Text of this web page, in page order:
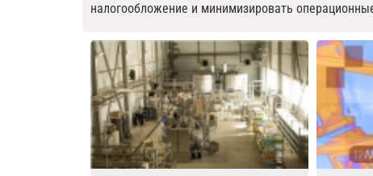
налогообложение и минимизировать